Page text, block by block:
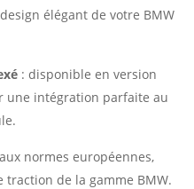
élégant de votre BMW
: disponible en version
une intégration parfaite au
normes européennes,
traction de la gamme BMW.